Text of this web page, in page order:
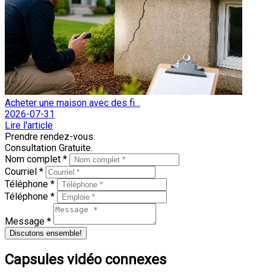
Acheter une maison avec des fi...
2026-07-31
Lire l'article
Prendre rendez-vous.
Consultation Gratuite.
Nom complet *
Courriel *
Téléphone *
Téléphone *
Message *
Discutons ensemble!
Capsules vidéo connexes